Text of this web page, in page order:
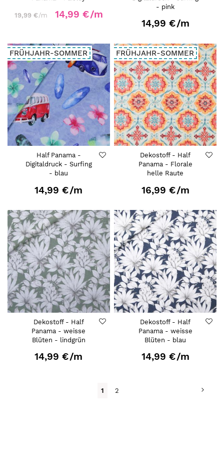
19,99 €/m 14,99 €/m
- pink
14,99 €/m
FRÜHJAHR-SOMMER
Half Panama -
Digitaldruck - Surfing
- blau
14,99 €/m
FRÜHJAHR-SOMMER
Dekostoff - Half
Panama - Florale
helle Raute
16,99 €/m
Dekostoff - Half
Panama - weisse
Blüten - lindgrün
14,99 €/m
Dekostoff - Half
Panama - weisse
Blüten - blau
14,99 €/m
Du
1 Seite
2